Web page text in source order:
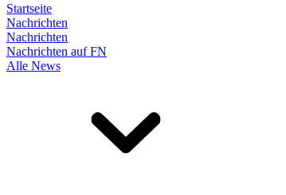
Startseite
Nachrichten
Nachrichten
Nachrichten auf FN
Alle News